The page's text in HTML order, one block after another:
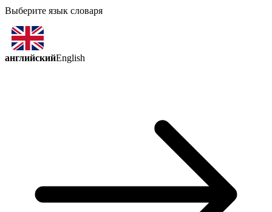
Выберите язык словаря
английскийEnglish